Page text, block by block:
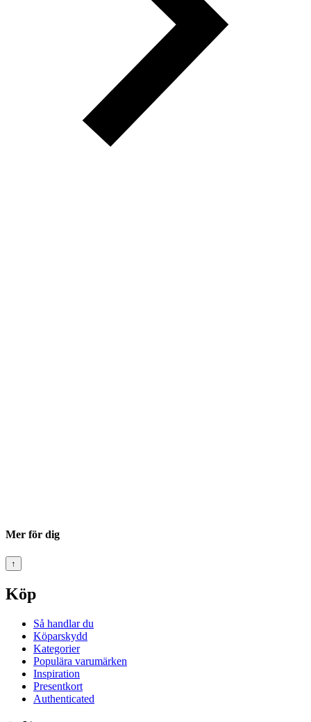
Mer för dig
↑
Köp
Så handlar du
Köparskydd
Kategorier
Populära varumärken
Inspiration
Presentkort
Authenticated